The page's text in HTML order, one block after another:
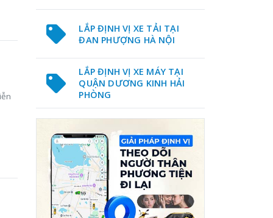
LẮP ĐỊNH VỊ XE TẢI TẠI
ĐAN PHƯỢNG HÀ NỘI
LẮP ĐỊNH VỊ XE MÁY TẠI
QUẬN DƯƠNG KINH HẢI
PHÒNG